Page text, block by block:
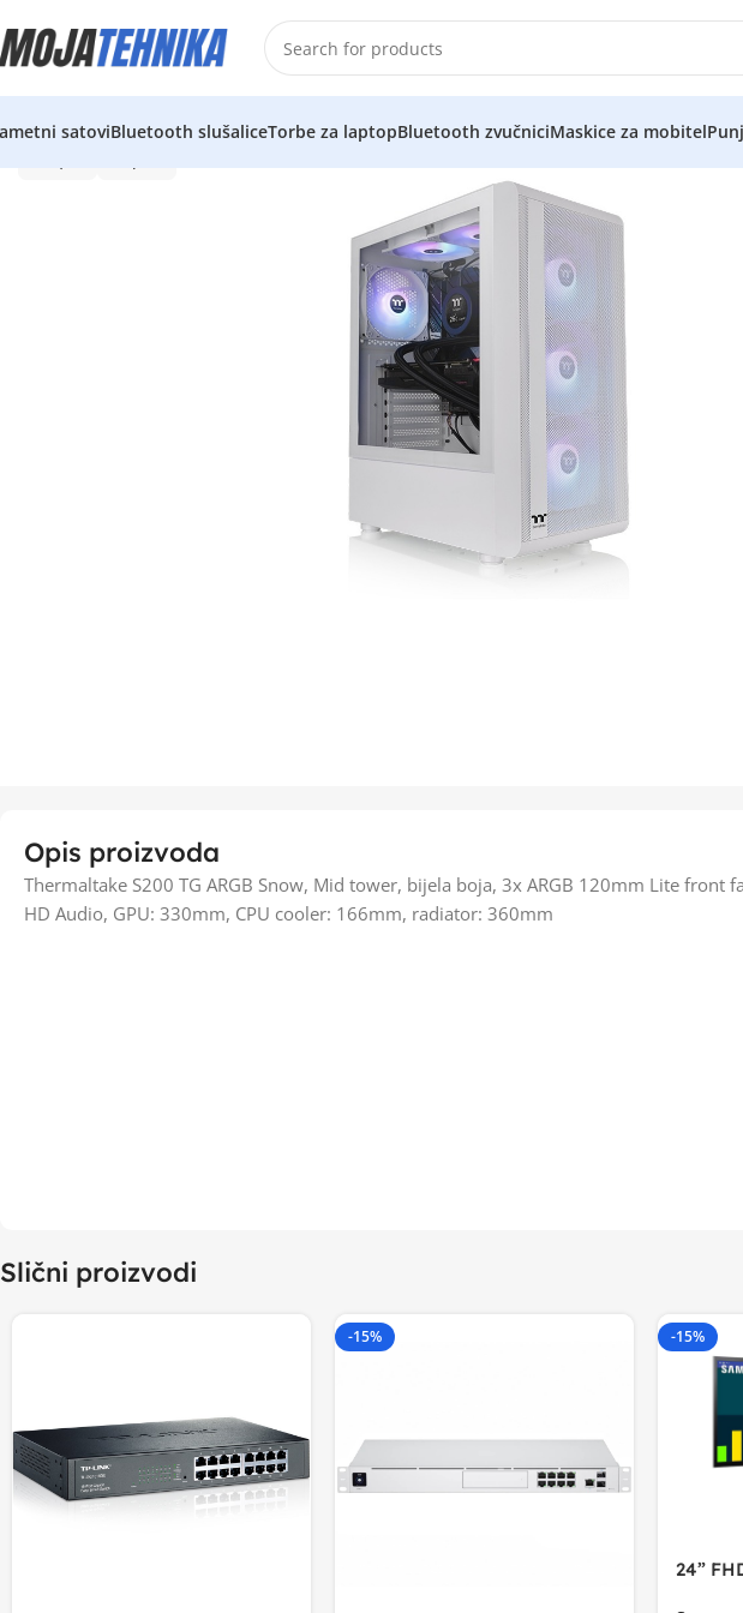
satoviBluetooth slušaliceTorbe za laptopBluetooth zvučniciMaskice za mobitel
Opis proizvoda
Thermaltake S200 TG ARGB Snow, Mid tower, bijela boja, 3x ARGB 120mm Lite front
HD Audio, GPU: 330mm, CPU cooler: 166mm, radiator: 360mm
Slični proizvodi
-15% -15%
24”